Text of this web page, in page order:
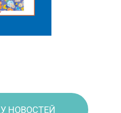
НОВОСТЕЙ